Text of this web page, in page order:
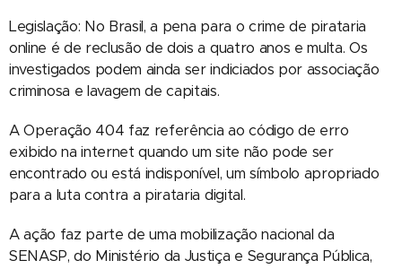
Legislação: No Brasil, a pena para o crime de pirataria
online é de reclusão de dois a quatro anos e multa. Os
investigados podem ainda ser indiciados por associação
criminosa e lavagem de capitais.
A Operação 404 faz referência ao código de erro
exibido na internet quando um site não pode ser
encontrado ou está indisponível, um símbolo apropriado
para a luta contra a pirataria digital.
A ação faz parte de uma mobilização nacional da
SENASP, do Ministério da Justiça e Segurança Pública,